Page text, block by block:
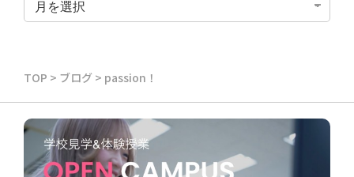
TOP > ブログ > passion！